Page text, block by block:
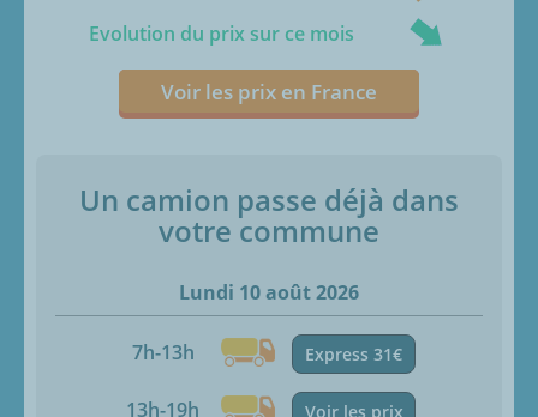
Evolution du prix sur ce mois
Voir les prix en France
Un camion passe déjà dans
votre commune
Lundi 10 août 2026
7h-13h Express 31€
13h-19h Voir les prix